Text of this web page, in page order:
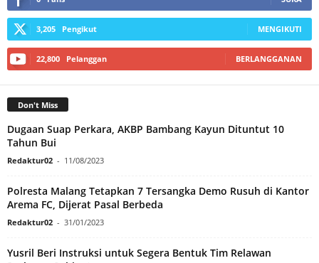
3,205 Pengikut MENGIKUTI
22,800 Pelanggan BERLANGGANAN
Don't Miss
Dugaan Suap Perkara, AKBP Bambang Kayun Dituntut 10
Tahun Bui
Redaktur02 - 11/08/2023
Polresta Malang Tetapkan 7 Tersangka Demo Rusuh di Kantor
Arema FC, Dijerat Pasal Berbeda
Redaktur02 - 31/01/2023
Yusril Beri Instruksi untuk Segera Bentuk Tim Relawan